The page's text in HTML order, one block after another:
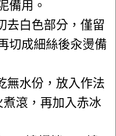
備用。
去白色部分，僅留
切成細絲後汆燙備
無水份，放入作法
滾，再加入赤冰